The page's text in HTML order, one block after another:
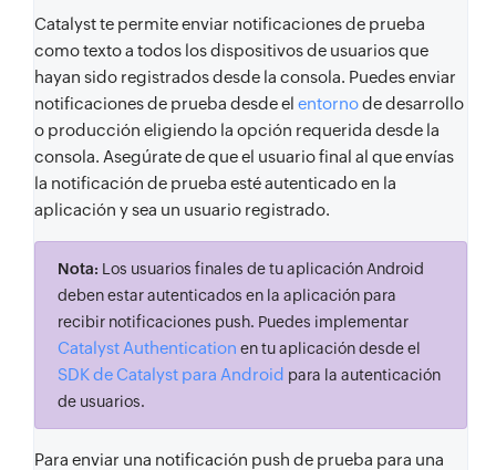
Catalyst te permite enviar notificaciones de prueba
como texto a todos los dispositivos de usuarios que
hayan sido registrados desde la consola. Puedes enviar
notificaciones de prueba desde el entornode desarrollo
o producción eligiendo la opción requerida desde la
consola. Asegúrate de que el usuario final al que envías
la notificación de prueba esté autenticado en la
aplicación y sea un usuario registrado.
Nota: Los usuarios finales de tu aplicación Android
deben estar autenticados en la aplicación para
recibir notificaciones push. Puedes implementar
Catalyst Authentication en tu aplicación desde el
SDK de Catalyst para Android para la autenticación
de usuarios.
Para enviar una notificación push de prueba para una